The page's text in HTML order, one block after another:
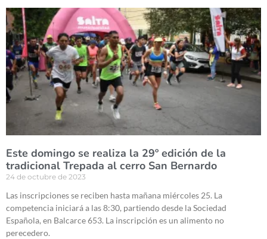
Este domingo se realiza la 29º edición de la
tradicional Trepada al cerro San Bernardo
24 de octubre de 2023
Las inscripciones se reciben hasta mañana miércoles 25. La
competencia iniciará a las 8:30, partiendo desde la Sociedad
Española, en Balcarce 653. La inscripción es un alimento no
perecedero.